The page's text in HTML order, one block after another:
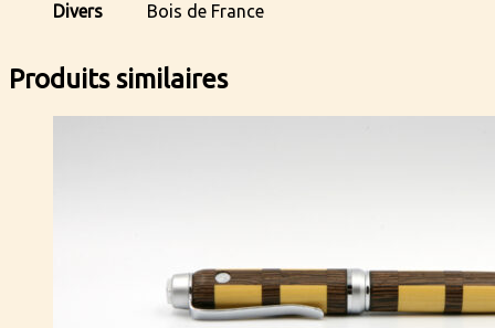
Divers Bois de France
Produits similaires